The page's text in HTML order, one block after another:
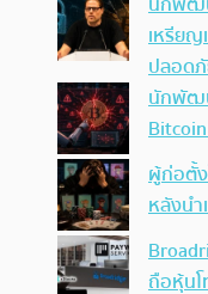
เหรียญ
ปลอด
นักพัฒ
ผู้ก่อตั้
หลังนำ
ถือหุ้นโ